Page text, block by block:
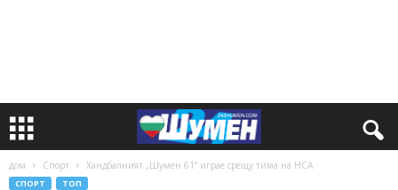
дом Спорт Хандбалният „Шумен 61“ играе срещу тима на НСА
СПОРТ ТОП